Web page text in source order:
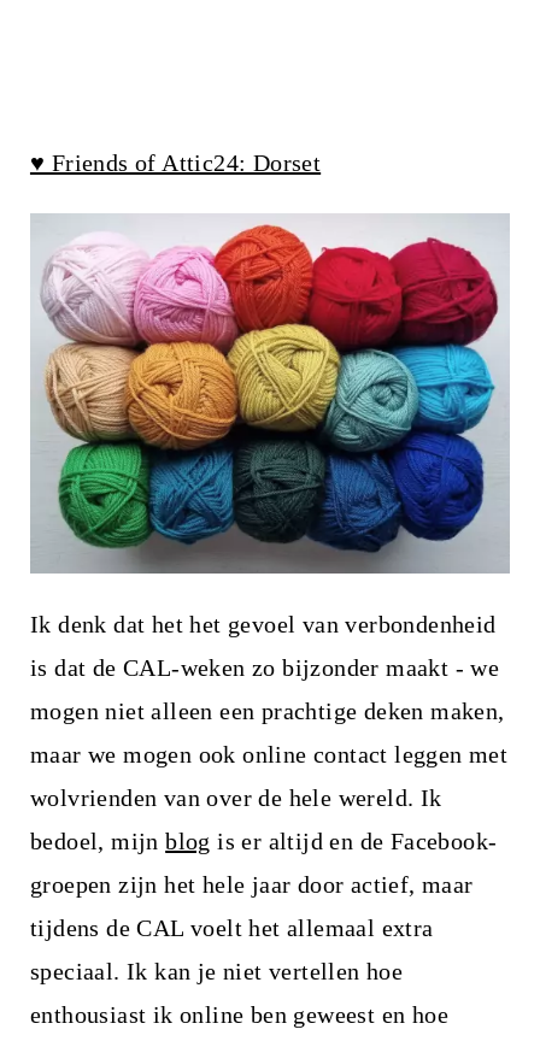
♥ Friends of Attic24: Dorset
Ik denk dat het het gevoel van verbondenheid
is dat de CAL-weken zo bijzonder maakt - we
mogen niet alleen een prachtige deken maken,
maar we mogen ook online contact leggen met
wolvrienden van over de hele wereld. Ik
bedoel, mijnblog is er altijd en de Facebook-
groepen zijn het hele jaar door actief, maar
tijdens de CAL voelt het allemaal extra
speciaal. Ik kan je niet vertellen hoe
enthousiast ik online ben geweest en hoe